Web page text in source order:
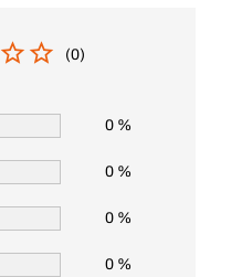
(0)
0 %
0 %
0 %
0 %